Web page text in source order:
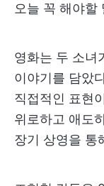
오늘 꼭 해야할
영화는 두 소녀
이야기를 담았
직접적인 표현
위로하고 애도
장기 상영을 통